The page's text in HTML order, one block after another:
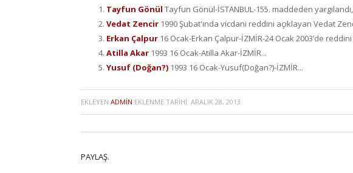
Tayfun Gönül Tayfun Gönül-İSTANBUL-155. maddeden
Vedat Zencir 1990 Şubat'ında vicdani reddini açıklayan Vedat
Erkan Çalpur 16 Ocak-Erkan Çalpur-İZMİR-24 Ocak 2003’de
Atilla Akar 1993 16 Ocak-Atilla Akar-İZMİR...
Yusuf (Doğan?) 1993 16 Ocak-Yusuf(Doğan?)-İZMİR...
EKLEYEN ADMIN EKLENME TARIHI: ARALIK 28, 2013
PAYLAŞ.